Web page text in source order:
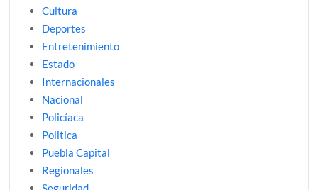
Cultura
Deportes
Entretenimiento
Estado
Internacionales
Nacional
Policíaca
Politica
Puebla Capital
Regionales